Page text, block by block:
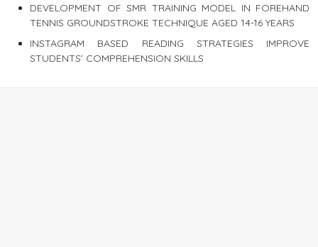
DEVELOPMENT OF SMR TRAINING MODEL IN FOREHAND
TENNIS GROUNDSTROKE TECHNIQUE AGED 14-16 YEARS
INSTAGRAM BASED READING STRATEGIES IMPROVE
STUDENTS’ COMPREHENSION SKILLS